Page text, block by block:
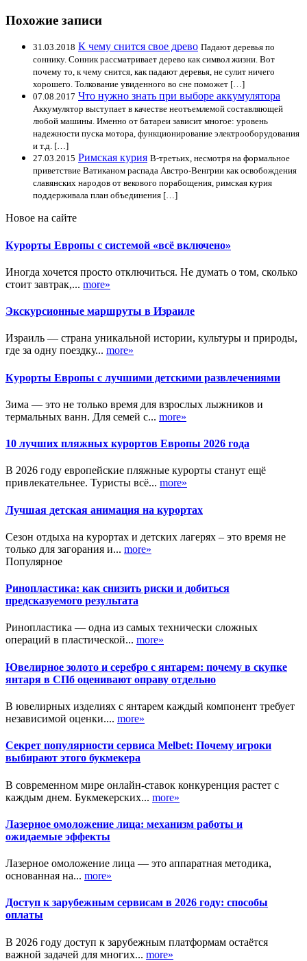
Похожие записи
31.03.2018 К чему снится свое древо Падают деревья по
соннику. Сонник рассматривает дерево как символ жизни. Вот
почему то, к чему снится, как падают деревья, не сулит ничего
хорошего. Толкование увиденного во сне поможет […]
07.08.2017 Что нужно знать при выборе аккумулятора
Аккумулятор выступает в качестве неотъемлемой составляющей
любой машины. Именно от батареи зависит многое: уровень
надежности пуска мотора, функционирование электрооборудования
и т.д. […]
27.03.2015 Римская курия В-третьих, несмотря на формальное
приветствие Ватиканом распада Австро-Венгрии как освобождения
славянских народов от векового порабощения, римская курия
поддерживала план объединения […]
Новое на сайте
Курорты Европы с системой «всё включено»
Иногда хочется просто отключиться. Не думать о том, сколько
стоит завтрак,... more»
Экскурсионные маршруты в Израиле
Израиль — страна уникальной истории, культуры и природы,
где за одну поездку... more»
Курорты Европы с лучшими детскими развлечениями
Зима — это не только время для взрослых лыжников и
термальных ванн. Для семей с... more»
10 лучших пляжных курортов Европы 2026 года
В 2026 году европейские пляжные курорты станут ещё
привлекательнее. Туристы всё... more»
Лучшая детская анимация на курортах
Сезон отдыха на курортах и детских лагерях – это время не
только для загорания и... more»
Популярное
Ринопластика: как снизить риски и добиться
предсказуемого результата
Ринопластика — одна из самых технически сложных
операций в пластической... more»
Ювелирное золото и серебро с янтарем: почему в скупке
янтаря в СПб оценивают оправу отдельно
В ювелирных изделиях с янтарем каждый компонент требует
независимой оценки.... more»
Секрет популярности сервиса Melbet: Почему игроки
выбирают этого букмекера
В современном мире онлайн-ставок конкуренция растет с
каждым днем. Букмекерских... more»
Лазерное омоложение лица: механизм работы и
ожидаемые эффекты
Лазерное омоложение лица — это аппаратная методика,
основанная на... more»
Доступ к зарубежным сервисам в 2026 году: способы
оплаты
В 2026 году доступ к зарубежным платформам остаётся
важной задачей для многих... more»